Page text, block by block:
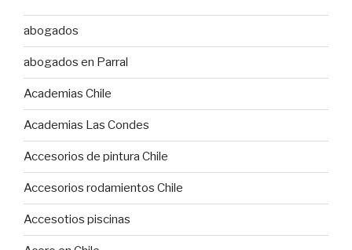
abogados
abogados en Parral
Academias Chile
Academias Las Condes
Accesorios de pintura Chile
Accesorios rodamientos Chile
Accesotios piscinas